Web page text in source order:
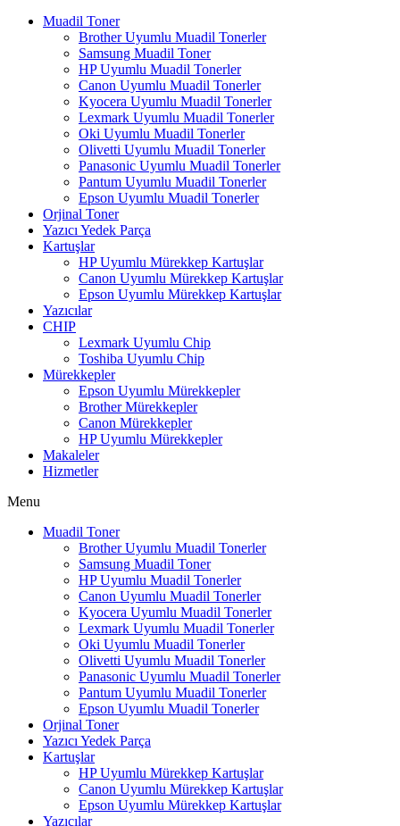
Muadil Toner
Brother Uyumlu Muadil Tonerler
Samsung Muadil Toner
HP Uyumlu Muadil Tonerler
Canon Uyumlu Muadil Tonerler
Kyocera Uyumlu Muadil Tonerler
Lexmark Uyumlu Muadil Tonerler
Oki Uyumlu Muadil Tonerler
Olivetti Uyumlu Muadil Tonerler
Panasonic Uyumlu Muadil Tonerler
Pantum Uyumlu Muadil Tonerler
Epson Uyumlu Muadil Tonerler
Orjinal Toner
Yazıcı Yedek Parça
Kartuşlar
HP Uyumlu Mürekkep Kartuşlar
Canon Uyumlu Mürekkep Kartuşlar
Epson Uyumlu Mürekkep Kartuşlar
Yazıcılar
CHIP
Lexmark Uyumlu Chip
Toshiba Uyumlu Chip
Mürekkepler
Epson Uyumlu Mürekkepler
Brother Mürekkepler
Canon Mürekkepler
HP Uyumlu Mürekkepler
Makaleler
Hizmetler
Menu
Muadil Toner
Brother Uyumlu Muadil Tonerler
Samsung Muadil Toner
HP Uyumlu Muadil Tonerler
Canon Uyumlu Muadil Tonerler
Kyocera Uyumlu Muadil Tonerler
Lexmark Uyumlu Muadil Tonerler
Oki Uyumlu Muadil Tonerler
Olivetti Uyumlu Muadil Tonerler
Panasonic Uyumlu Muadil Tonerler
Pantum Uyumlu Muadil Tonerler
Epson Uyumlu Muadil Tonerler
Orjinal Toner
Yazıcı Yedek Parça
Kartuşlar
HP Uyumlu Mürekkep Kartuşlar
Canon Uyumlu Mürekkep Kartuşlar
Epson Uyumlu Mürekkep Kartuşlar
Yazıcılar